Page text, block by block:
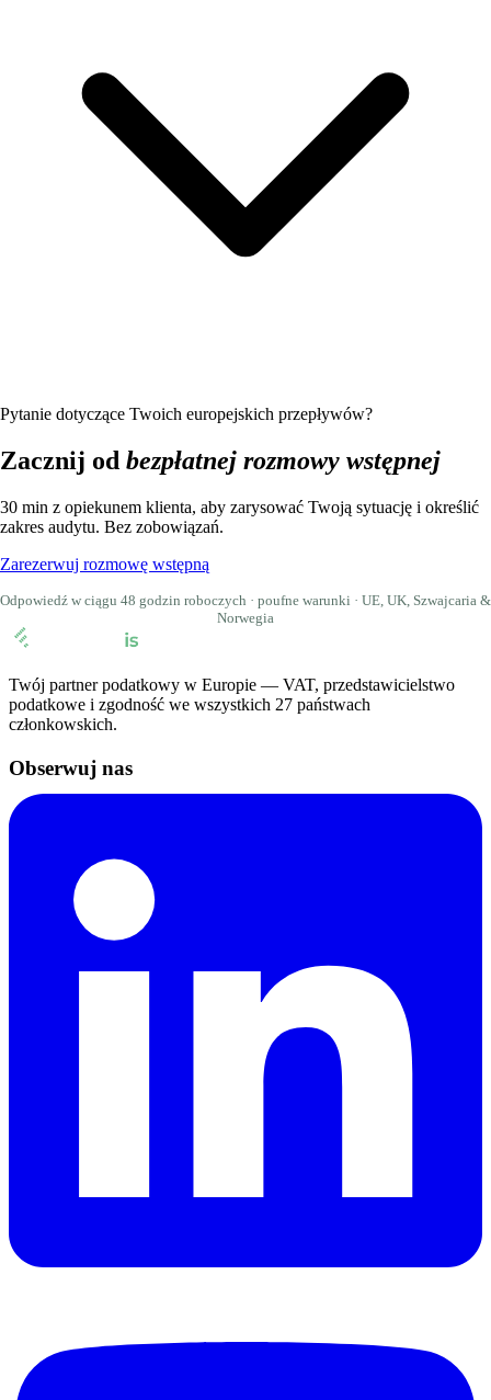
Pytanie dotyczące Twoich europejskich przepływów?
Zacznij od bezpłatnej rozmowy wstępnej
30 min z opiekunem klienta, aby zarysować Twoją sytuację i określić
zakres audytu. Bez zobowiązań.
Zarezerwuj rozmowę wstępną
Odpowiedź w ciągu 48 godzin roboczych · poufne warunki · UE, UK, Szwajcaria &
Norwegia
Twój partner podatkowy w Europie — VAT, przedstawicielstwo
podatkowe i zgodność we wszystkich 27 państwach
członkowskich.
Obserwuj nas